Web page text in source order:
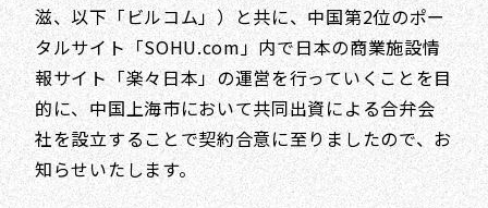
滋、以下「ビルコム」）と共に、中国第2位のポー
タルサイト「SOHU.com」内で日本の商業施設情
報サイト「楽々日本」の運営を行っていくことを目
的に、中国上海市において共同出資による合弁会
社を設立することで契約合意に至りましたので、お
知らせいたします。